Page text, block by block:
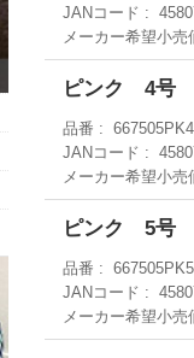
JANコード
メーカー希望小売
ピンク 4号
品番
667505PK4
JANコード
メーカー希望小売
ピンク 5号
品番
667505PK5
JANコード
メーカー希望小売